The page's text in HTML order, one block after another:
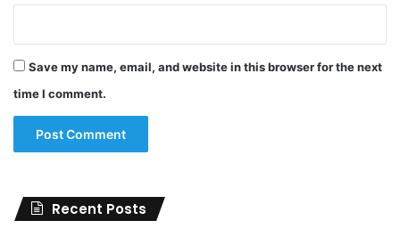
Save my name, email, and website in this browser for the next
time I comment.
Recent Posts